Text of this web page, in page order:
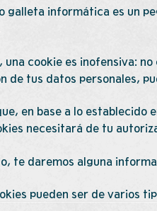
galleta informática es un
una cookie es inofensiva:
de tus datos personales,
en base a lo
necesitará de tu
te daremos alguna
pueden ser de varios